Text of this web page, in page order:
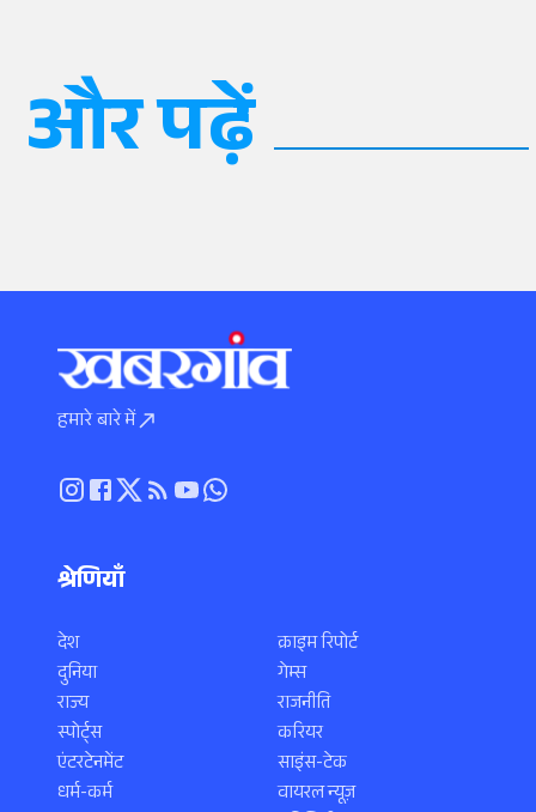
और पढ़ें
हमारे बारे में
श्रेणियाँ
देश
दुनिया
राज्य
स्पोर्ट्स
एंटरटेनमेंट
धर्म-कर्म
क्राइम रिपोर्ट
गेम्स
राजनीति
करियर
साइंस-टेक
वायरल न्यूज़